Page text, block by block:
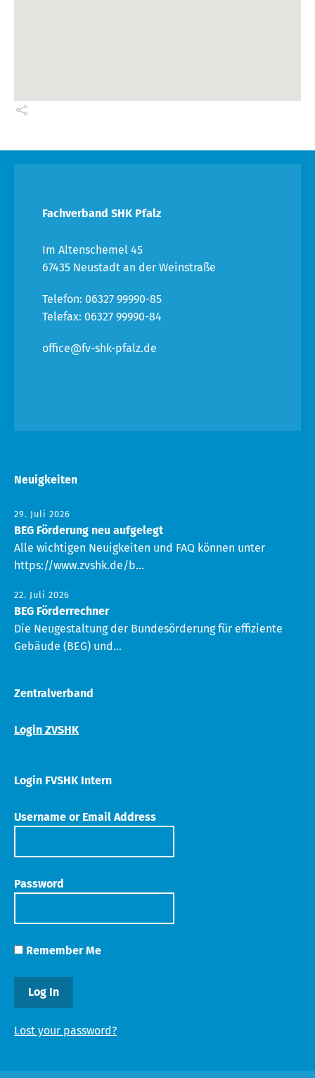
Fachverband SHK Pfalz
Im Altenschemel 45
67435 Neustadt an der Weinstraße
Telefon: 06327 99990-85
Telefax: 06327 99990-84
office@fv-shk-pfalz.de
Neuigkeiten
29. Juli 2026
BEG Förderung neu aufgelegt
Alle wichtigen Neuigkeiten und FAQ können unter
https://www.zvshk.de/b...
22. Juli 2026
BEG Förderrechner
Die Neugestaltung der Bundesörderung für effiziente
Gebäude (BEG) und...
Zentralverband
Login ZVSHK
Login FVSHK Intern
Username or Email Address
Password
Remember Me
Lost your password?